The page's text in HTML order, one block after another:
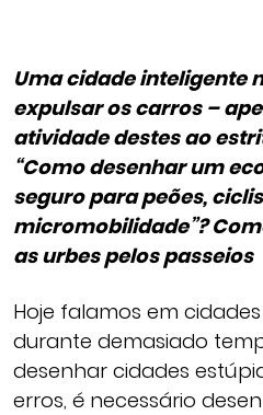
Uma cidade inteligente
expulsar os carros –
atividade destes ao
“Como desenhar um
seguro para peões,
micromobilidade”?
as urbes pelos passeios
Hoje falamos em
durante demasiado
desenhar cidades
erros, é necessário